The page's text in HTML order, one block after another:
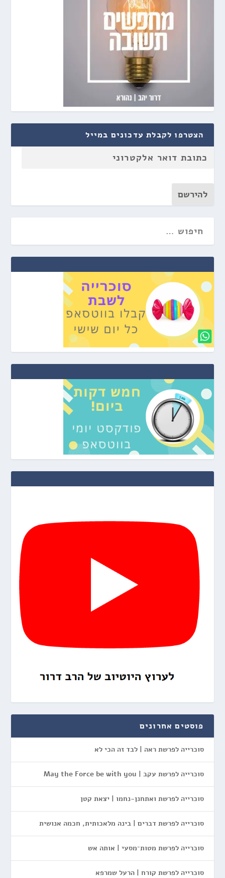
הצטרפו לקבלת עדכונים במייל
להירשם
פוסטים אחרונים
סוכרייה לפרשת ראה | לבד זה הכי לא
סוכרייה לפרשת עקב | May the Force be with you
סוכרייה לפרשת ואתחנן-נחמו | יצאת קטן
סוכרייה לפרשת דברים | בינה מלאכותית, חכמה אנושית
סוכרייה לפרשת מטות־מסעי | אותה אש
סוכרייה לפרשת קורח | הרעל שמרפא